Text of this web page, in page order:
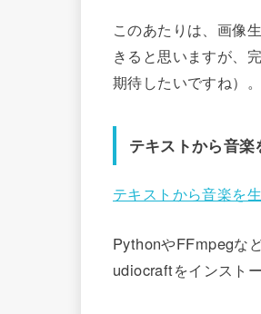
このあたりは、画像
きると思いますが、
期待したいですね）。
テキストから音
テキストから音楽を
PythonやFFmpegな
udiocraftをインスト